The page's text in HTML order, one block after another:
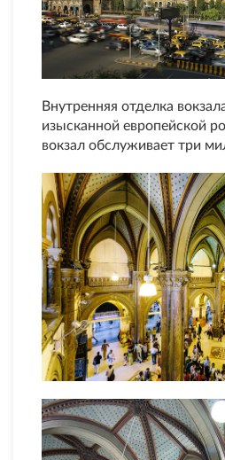
Внутренняя отделка
изысканной европейской
вокзал обслуживает три